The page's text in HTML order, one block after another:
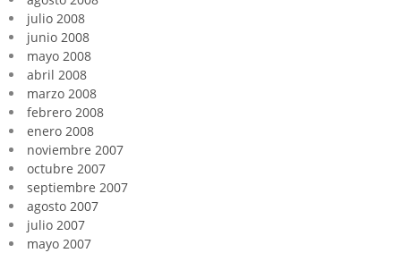
julio 2008
junio 2008
mayo 2008
abril 2008
marzo 2008
febrero 2008
enero 2008
noviembre 2007
octubre 2007
septiembre 2007
agosto 2007
julio 2007
mayo 2007